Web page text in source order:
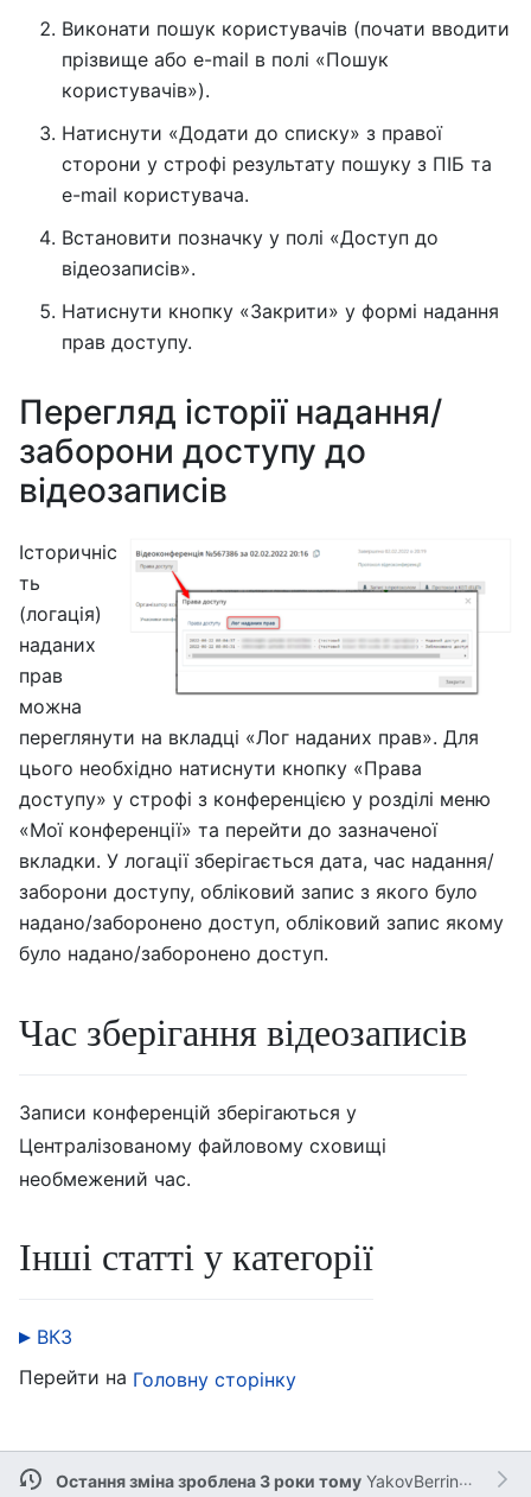
Виконати пошук користувачів (почати вводити
прізвище або e-mail в полі «Пошук
користувачів»).
Натиснути «Додати до списку» з правої
сторони у строфі результату пошуку з ПІБ та
e-mail користувача.
Встановити позначку у полі «Доступ до
відеозаписів».
Натиснути кнопку «Закрити» у формі надання
прав доступу.
Перегляд історії надання/
заборони доступу до
відеозаписів
Історичніс
ть
(логація)
наданих
прав
можна
переглянути на вкладці «Лог наданих прав». Для
цього необхідно натиснути кнопку «Права
доступу» у строфі з конференцією у розділі меню
«Мої конференції» та перейти до зазначеної
вкладки. У логації зберігається дата, час надання/
заборони доступу, обліковий запис з якого було
надано/заборонено доступ, обліковий запис якому
було надано/заборонено доступ.
Час зберігання відеозаписів
Записи конференцій зберігаються у
Централізованому файловому сховищі
необмежений час.
Інші статті у категорії
ВКЗ
Перейти на Головну сторінку
Остання зміна зроблена 3 роки тому YakovBerringer